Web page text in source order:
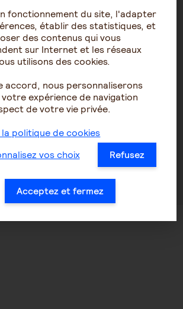
GESTION DES COOKIES
ACCESSIBILITÉ : NON
CONFORME
Se connecter / S'inscrire
fonctionnement du site, l'adapter
établir des statistiques, et
des contenus qui vous
sur Internet et les réseaux
utilisons des cookies.
accord, nous personnaliserons
expérience de navigation
de votre vie privée.
politique de cookies
vos choix
Refusez
Acceptez et fermez